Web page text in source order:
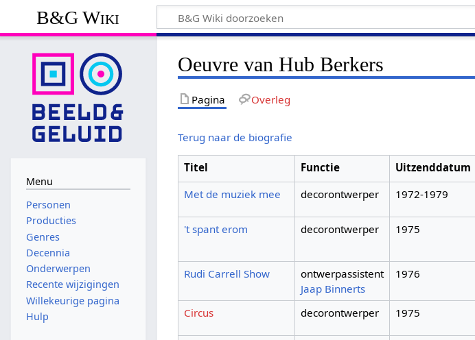
B&G Wiki
Oeuvre van Hub Berkers
Pagina Overleg
Terug naar de biografie
Titel Functie Uitzenddatum
Met de muziek mee
decorontwerper 1972-1979
't spant erom decorontwerper 1975
Rudi Carrell Show
ontwerpassistent
Jaap Binnerts
1976
Circus decorontwerper 1975
Menu
Personen
Producties
Genres
Decennia
Onderwerpen
Recente wijzigingen
Willekeurige pagina
Hulp